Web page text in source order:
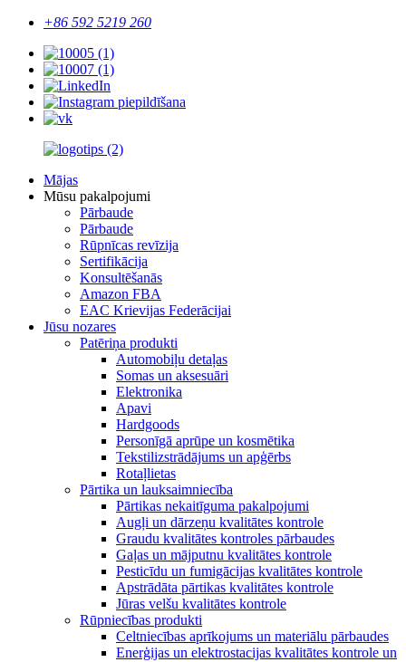
+86 592 5219 260
Mājas
Mūsu pakalpojumi
Pārbaude
Pārbaude
Rūpnīcas revīzija
Sertifikācija
Konsultēšanās
Amazon FBA
EAC Krievijas Federācijai
Jūsu nozares
Patēriņa produkti
Automobiļu detaļas
Somas un aksesuāri
Elektronika
Apavi
Hardgoods
Personīgā aprūpe un kosmētika
Tekstilizstrādājums un apģērbs
Rotaļlietas
Pārtika un lauksaimniecība
Pārtikas nekaitīguma pakalpojumi
Augļi un dārzeņu kvalitātes kontrole
Graudu kvalitātes kontroles pārbaudes
Gaļas un mājputnu kvalitātes kontrole
Pesticīdu un fumigācijas kvalitātes kontrole
Apstrādāta pārtikas kvalitātes kontrole
Jūras velšu kvalitātes kontrole
Rūpniecības produkti
Celtniecības aprīkojums un materiālu pārbaudes
Enerģijas un elektrostacijas kvalitātes kontrole un